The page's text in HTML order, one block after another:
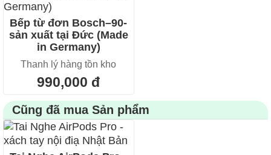
Bếp từ đơn Bosch–90-
sản xuất tại Đức (Made
in Germany)
Thanh lý hàng tồn kho
990,000 đ
Cũng đã mua Sản phẩm